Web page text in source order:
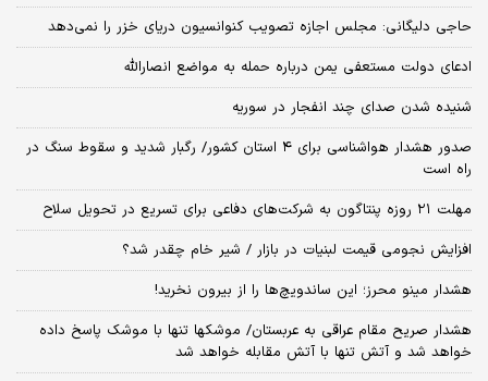
حاجی دلیگانی: مجلس اجازه تصویب کنوانسیون دریای خزر را نمی‌دهد
ادعای دولت مستعفی یمن درباره حمله به مواضع انصارالله
شنیده شدن صدای چند انفجار در سوریه
صدور هشدار هواشناسی برای ۴ استان کشور/ رگبار شدید و سقوط سنگ در
راه است
مهلت ۲۱ روزه پنتاگون به شرکت‌های دفاعی برای تسریع در تحویل سلاح
افزایش نجومی قیمت لبنیات در بازار / شیر خام چقدر شد؟
هشدار مینو محرز؛ این ساندویچ‌ها را از بیرون نخرید!
هشدار صریح مقام عراقی به عربستان/ موشکها تنها با موشک پاسخ داده
خواهد شد و آتش تنها با آتش مقابله خواهد شد